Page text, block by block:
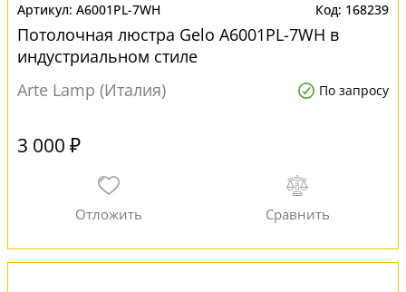
A6001PL-7WH 168239
Потолочная люстра Gelo A6001PL-7WH в
индустриальном стиле
Arte Lamp (Италия)
По запросу
3 000 ₽